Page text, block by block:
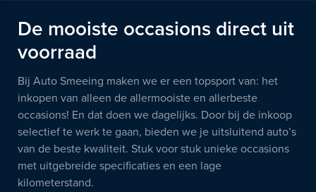
De mooiste occasions direct uit
voorraad
Bij Auto Smeeing maken we er een topsport van: het
inkopen van alleen de allermooiste en allerbeste
occasions! En dat doen we dagelijks. Door bij de inkoop
selectief te werk te gaan, bieden we je uitsluitend auto’s
van de beste kwaliteit. Stuk voor stuk unieke occasions
met uitgebreide specificaties en een lage
kilometerstand.